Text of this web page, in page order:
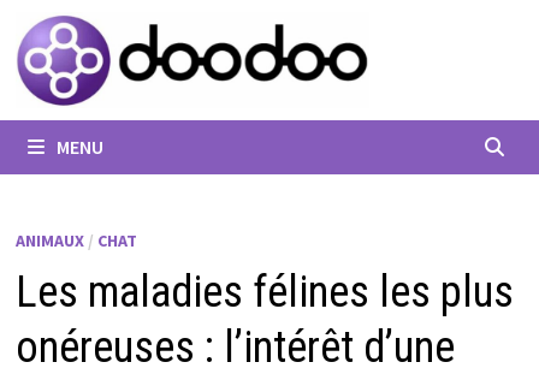
Passer
au
contenu
MENU
ANIMAUX/ CHAT
Les maladies félines les plus
onéreuses : l’intérêt d’une